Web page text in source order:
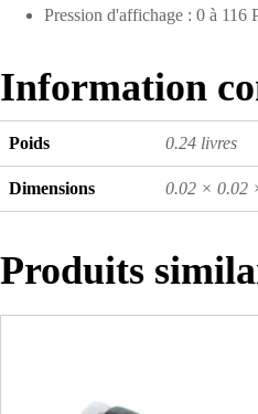
Pression d'affichage : 0 à 116
Information
Poids 0.24 livres
Dimensions 0.02 × 0.02
Produits